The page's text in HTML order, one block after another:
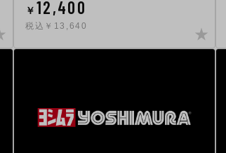
￥ 12,400
税込￥13,640